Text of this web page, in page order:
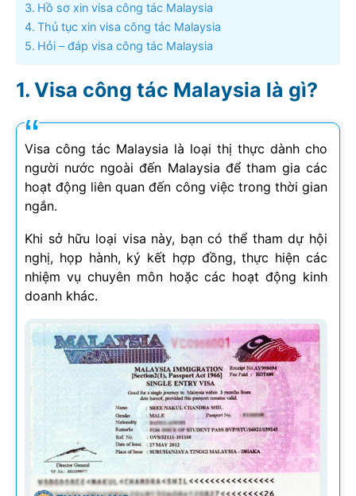
Hồ sơ xin visa công tác Malaysia
Thủ tục xin visa công tác Malaysia
Hỏi – đáp visa công tác Malaysia
Visa công tác Malaysia là gì?
Visa công tác Malaysia là loại thị thực dành cho
người nước ngoài đến Malaysia để tham gia các
hoạt động liên quan đến công việc trong thời gian
ngắn.
Khi sở hữu loại visa này, bạn có thể tham dự hội
nghị, họp hành, ký kết hợp đồng, thực hiện các
nhiệm vụ chuyên môn hoặc các hoạt động kinh
doanh khác.